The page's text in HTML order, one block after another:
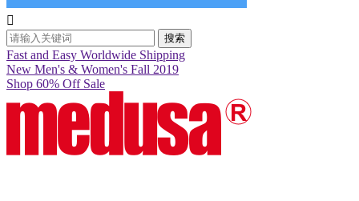

搜索
Fast and Easy Worldwide Shipping
New Men's & Women's Fall 2019
Shop 60% Off Sale